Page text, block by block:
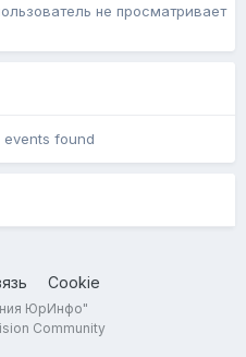
не просматривает
events found
Cookie
ЮрИнфо"
Community